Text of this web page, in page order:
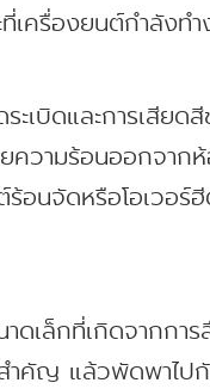
เครื่องยนต์กำลังทำ
เบิดและการเสีย
ความร้อนออกจาก
นจัดหรือโอเวอร์
ดเล็กที่เกิดจากกา
คัญ แล้วพัดพาไป